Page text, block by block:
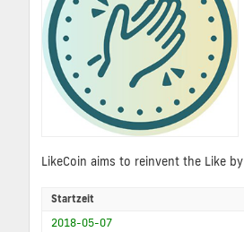
LikeCoin aims to reinvent the Like
Startzeit
2018-05-07